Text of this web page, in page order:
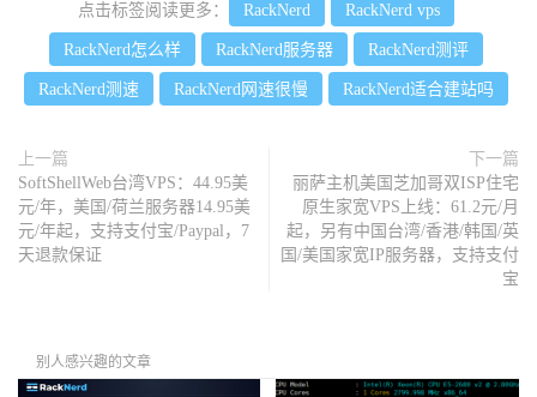
点击标签阅读更多： RackNerd RackNerd vps
RackNerd怎么样 RackNerd服务器 RackNerd测评
RackNerd测速 RackNerd网速很慢 RackNerd适合建站吗
上一篇
SoftShellWeb台湾VPS：44.95美
元/年，美国/荷兰服务器14.95美
元/年起，支持支付宝/Paypal，7
天退款保证
下一篇
丽萨主机美国芝加哥双ISP住宅
原生家宽VPS上线：61.2元/月
起，另有中国台湾/香港/韩国/英
国/美国家宽IP服务器，支持支付
宝
别人感兴趣的文章